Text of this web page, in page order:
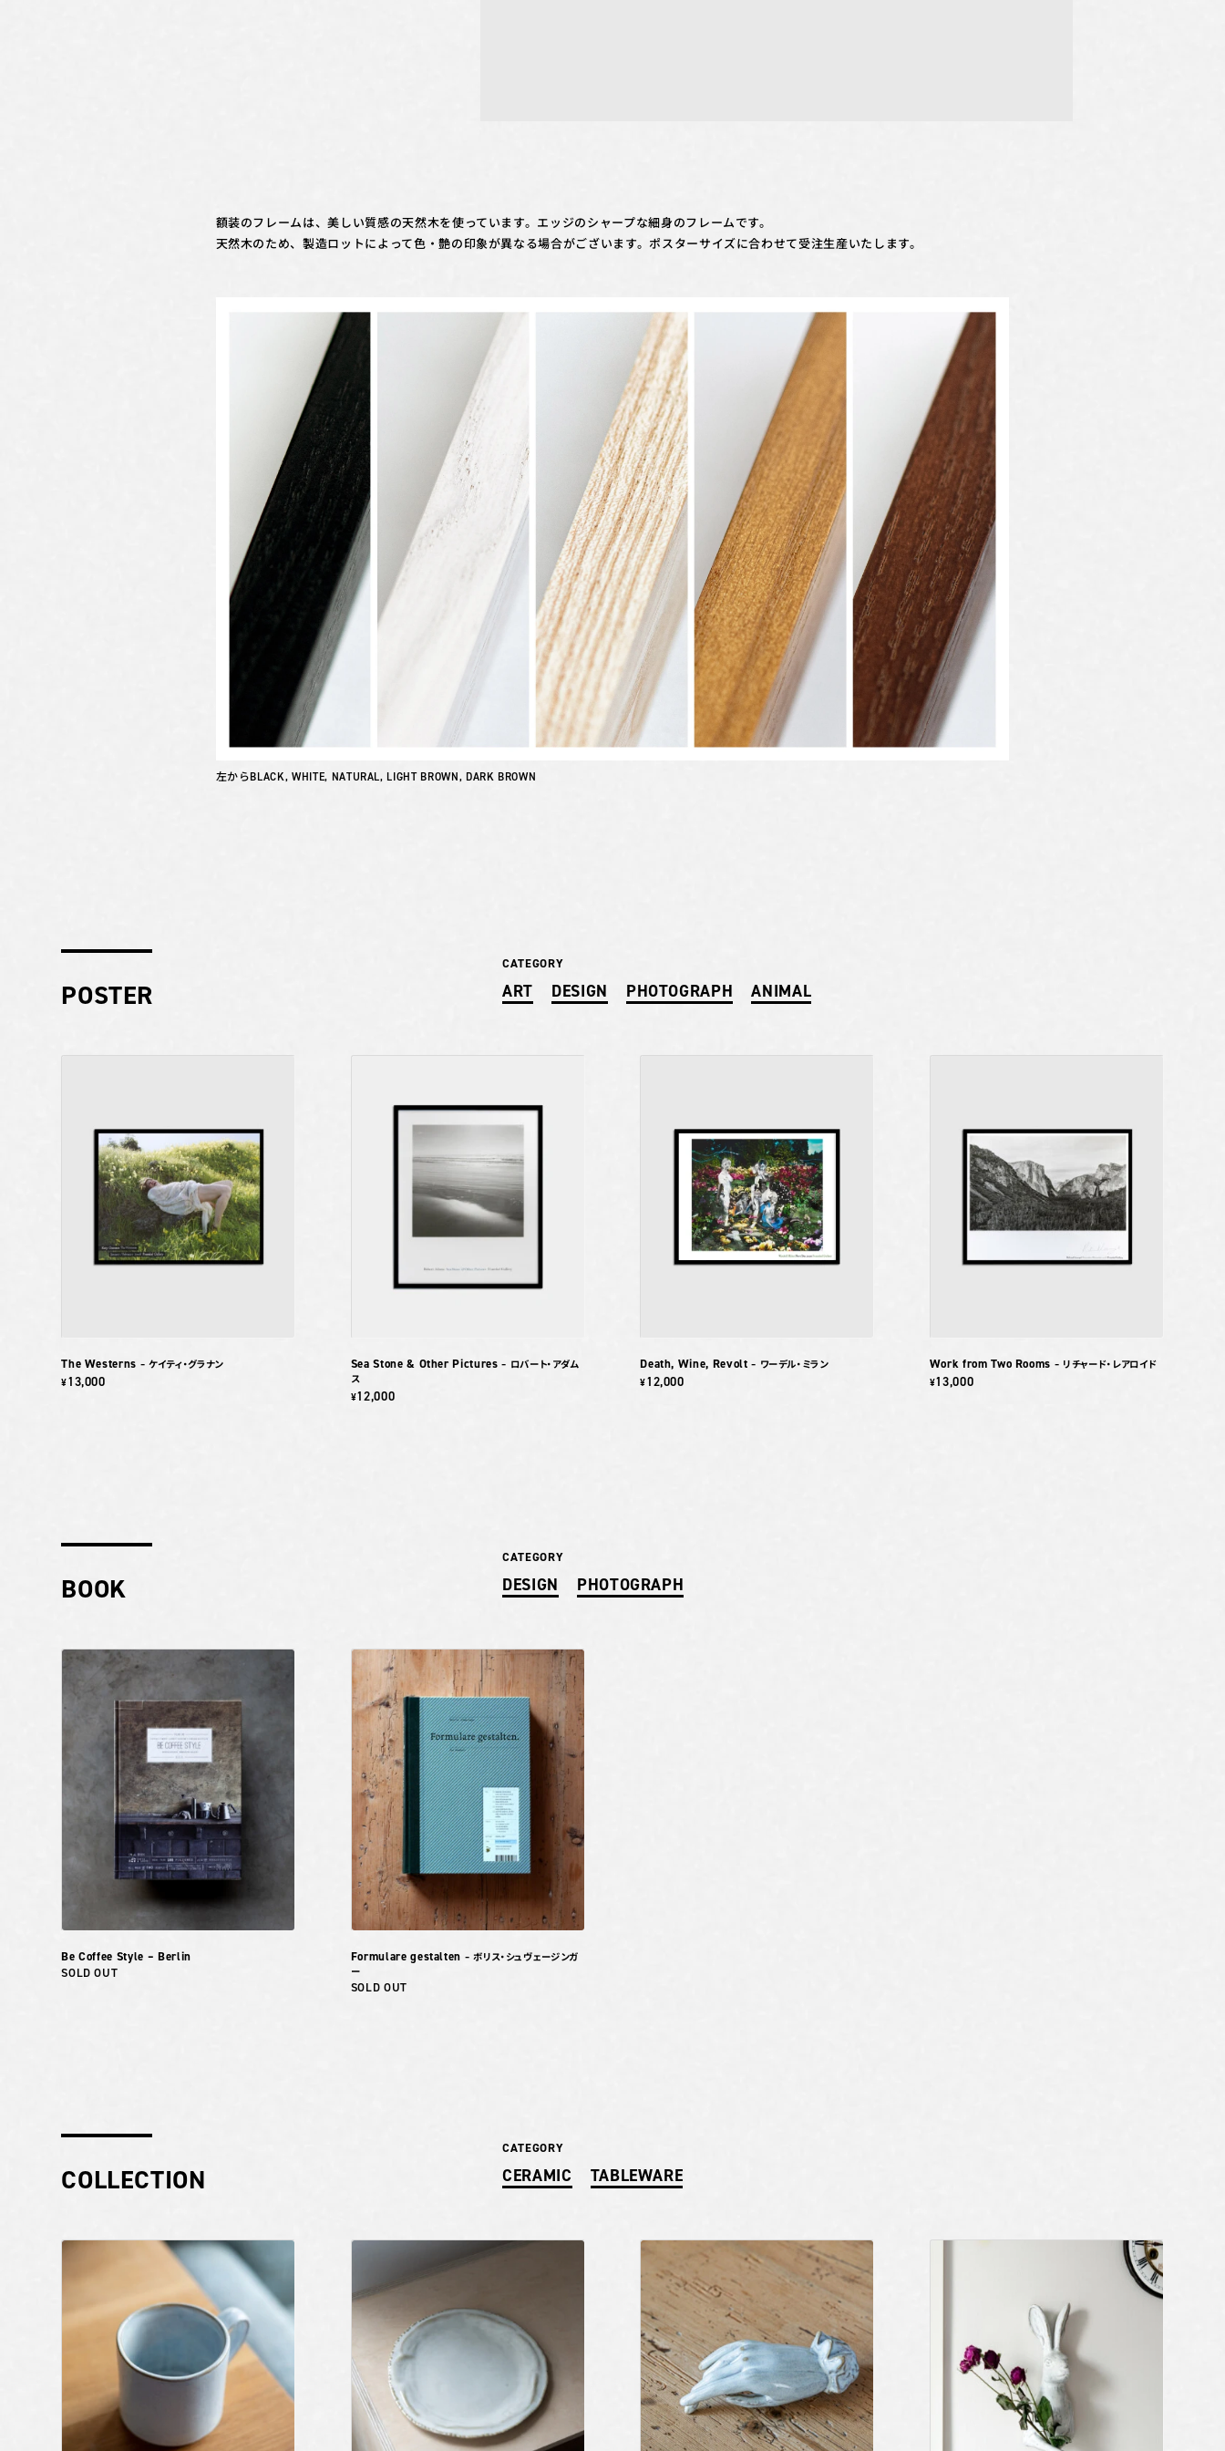
額装のフレームは、美しい質感の天然木を使っています。エッジのシャープな細身のフレームです。
天然木のため、製造ロットによって色・艶の印象が異なる場合がございます。ポスターサイズに合わせて受注生産いたします。
左からBLACK, WHITE, NATURAL, LIGHT BROWN, DARK BROWN
POSTER
The Westerns – ケイティ・グラナン
¥13,000
Sea Stone & Other Pictures – ロバート・アダム
ス
¥12,000
Death, Wine, Revolt – ワーデル・ミラン
¥12,000
Work from Two Rooms – リチャード・レアロイド
¥13,000
CATEGORY
ART DESIGN PHOTOGRAPH ANIMAL
BOOK
Be Coffee Style – Berlin
SOLD OUT
Formulare gestalten – ボリス・シュヴェージンガ
ー
SOLD OUT
CATEGORY
DESIGN PHOTOGRAPH
COLLECTION
CATEGORY
CERAMIC TABLEWARE